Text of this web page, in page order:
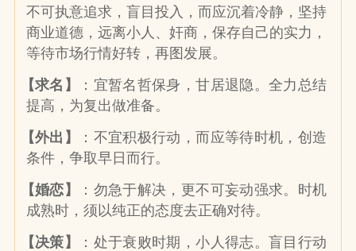
不可执意追求，盲目投入，而应沉着冷静，坚持
商业道德，远离小人、奸商，保存自己的实力，
等待市场行情好转，再图发展。
【求名】
：宜暂名哲保身，甘居退隐。全力总结
提高，为复出做准备。
【外出】
：不宜积极行动，而应等待时机，创造
条件，争取早日而行。
【婚恋】
：勿急于解决，更不可妄动强求。时机
成熟时，须以纯正的态度去正确对待。
【决策】
：处于衰败时期，小人得志。盲目行动